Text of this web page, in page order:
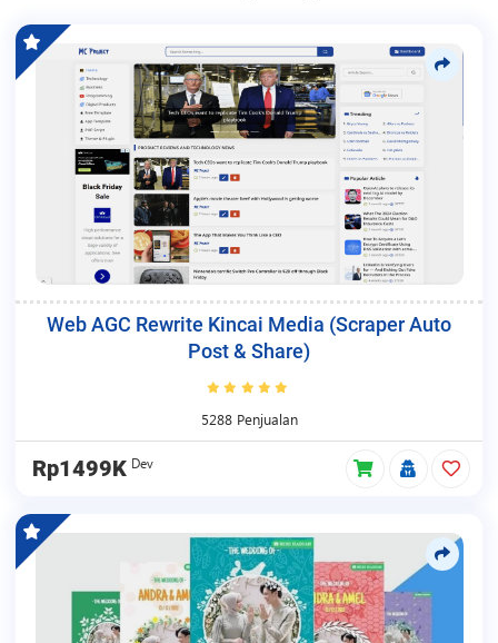
Web AGC Rewrite Kincai Media (Scraper Auto
Post & Share)
5288 Penjualan
Rp1499K Dev